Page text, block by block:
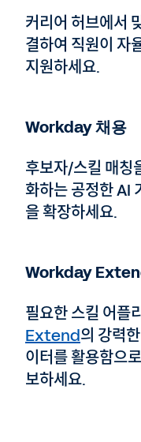
커리어 허브에서
결하여 직원이 자
지원하세요.
Workday 채용
후보자/스킬 매칭
화하는 공정한 AI
을 확장하세요.
Workday
필요한 스킬 어플
Extend의 강력
이터를 활용함으
보하세요.